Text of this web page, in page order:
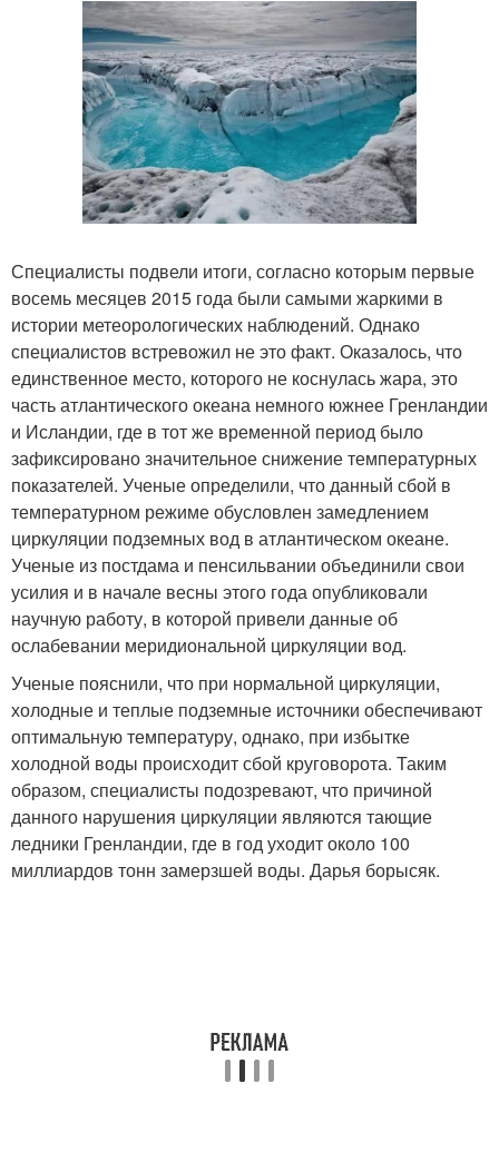
Специалисты подвели итоги, согласно которым первые
восемь месяцев 2015 года были самыми жаркими в
истории метеорологических наблюдений. Однако
специалистов встревожил не это факт. Оказалось, что
единственное место, которого не коснулась жара, это
часть атлантического океана немного южнее Гренландии
и Исландии, где в тот же временной период было
зафиксировано значительное снижение температурных
показателей. Ученые определили, что данный сбой в
температурном режиме обусловлен замедлением
циркуляции подземных вод в атлантическом океане.
Ученые из постдама и пенсильвании объединили свои
усилия и в начале весны этого года опубликовали
научную работу, в которой привели данные об
ослабевании меридиональной циркуляции вод.
Ученые пояснили, что при нормальной циркуляции,
холодные и теплые подземные источники обеспечивают
оптимальную температуру, однако, при избытке
холодной воды происходит сбой круговорота. Таким
образом, специалисты подозревают, что причиной
данного нарушения циркуляции являются тающие
ледники Гренландии, где в год уходит около 100
миллиардов тонн замерзшей воды. Дарья борысяк.